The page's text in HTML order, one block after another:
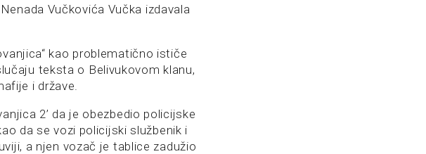
Vučkovića Vučka izdavala
kao problematično ističe
teksta o Belivukovom klanu,
i države.
2’ da je obezbedio policijske
da se vozi policijski službenik i
a njen vozač je tablice zadužio